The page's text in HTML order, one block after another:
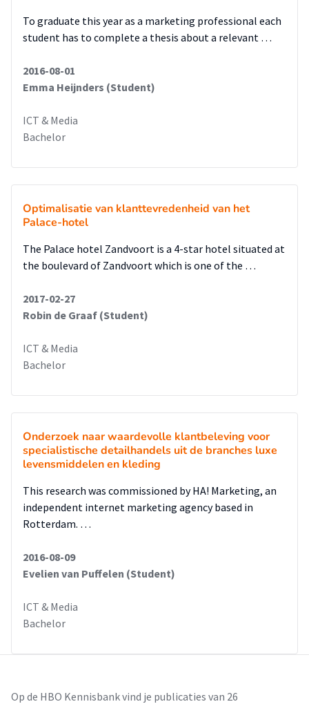
To graduate this year as a marketing professional each
student has to complete a thesis about a relevant …
2016-08-01
Emma Heijnders (Student)
ICT & Media
Bachelor
Optimalisatie van klanttevredenheid van het
Palace-hotel
The Palace hotel Zandvoort is a 4-star hotel situated at
the boulevard of Zandvoort which is one of the …
2017-02-27
Robin de Graaf (Student)
ICT & Media
Bachelor
Onderzoek naar waardevolle klantbeleving voor
specialistische detailhandels uit de branches luxe
levensmiddelen en kleding
This research was commissioned by HA! Marketing, an
independent internet marketing agency based in
Rotterdam. …
2016-08-09
Evelien van Puffelen (Student)
ICT & Media
Bachelor
Op de HBO Kennisbank vind je publicaties van 26